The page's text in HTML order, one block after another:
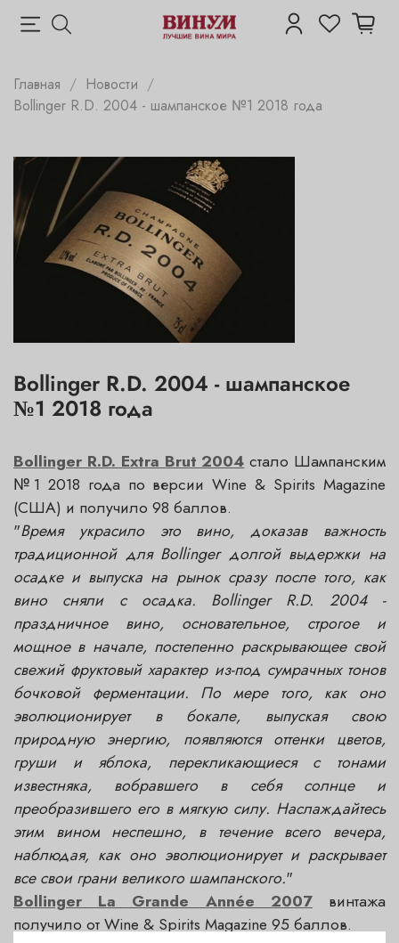
Главная
Новости
Bollinger R.D. 2004 - шампанское №1 2018 года
Bollinger R.D. 2004 - шампанское
№1 2018 года
Bollinger R.D. Extra Brut 2004 стало Шампанским
№1 2018 года по версии Wine & Spirits Magazine
(США) и получило 98 баллов.
"Время украсило это вино, доказав важность
традиционной для Bollinger долгой выдержки на
осадке и выпуска на рынок сразу после того, как
вино сняли с осадка. Bollinger R.D. 2004 -
праздничное вино, основательное, строгое и
мощное в начале, постепенно раскрывающее свой
свежий фруктовый характер из-под сумрачных тонов
бочковой ферментации. По мере того, как оно
эволюционирует в бокале, выпуская свою
природную энергию, появляются оттенки цветов,
груши и яблока, перекликающиеся с тонами
известняка, вобравшего в себя солнце и
преобразившего его в мягкую силу. Наслаждайтесь
этим вином неспешно, в течение всего вечера,
наблюдая, как оно эволюционирует и раскрывает
все свои грани великого шампанского."
Bollinger La Grande Année 2007винтажа
получило от Wine & Spirits Magazine 95 баллов.